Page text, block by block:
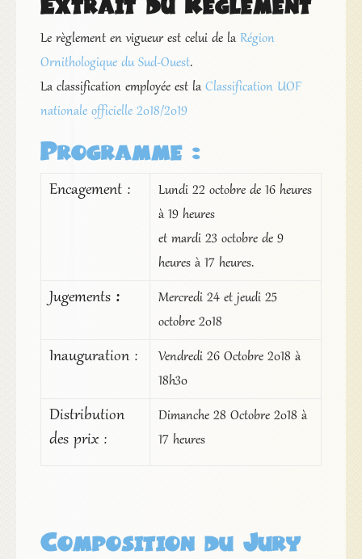
Le règlement en vigueur est celui de la Région
Ornithologique du Sud-Ouest.
La classification employée est la Classification UOF
nationale officielle 2018/2019
Programme :
Encagement :
Lundi 22 octobre de 16 heures
à 19 heures
et mardi 23 octobre de 9
heures à 17 heures.
Jugements:
Mercredi 24 et jeudi 25
octobre 2018
Inauguration :
Vendredi 26 Octobre 2018 à
18h30
Distribution
des prix :
Dimanche 28 Octobre 2018 à
17 heures
Composition du Jury